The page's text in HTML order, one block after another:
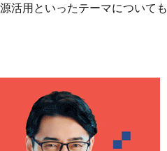
活用といったテーマについても